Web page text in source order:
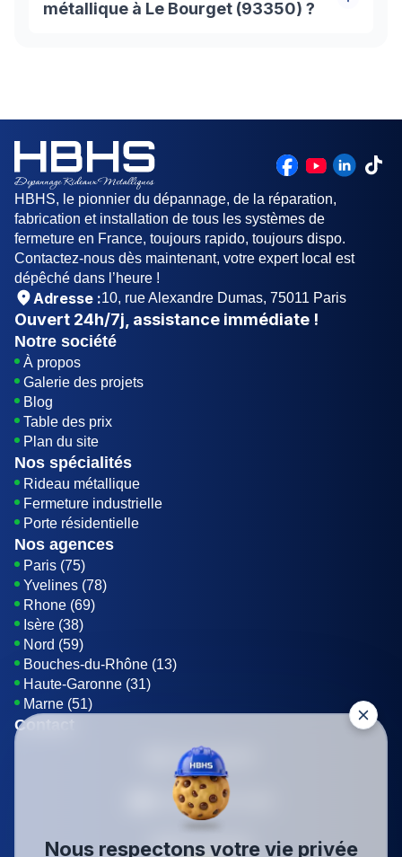
93350 est un bon choix. Cependant, il est encore
dépannage de rideau métallique à (93) avec soin.
Pour ce faire, il est recommandé de choisir
uniquement les professionnels expérimentés.
métallique à Le Bourget (93350) ?
Ensuite, grâce au levier, tirez vers le bas le
cordon qui sert de déclenchement. Cette
manœuvre vous aidera à arrêter l’activité du
moteur. Vous pouvez ainsi tirer avec votre main le
rideau à un niveau souhaité. Il vous faudra par la
suite utiliser votre manœuvre de secours si le
rideau ne change pas d’orientation dès les
premiers réglages.
HBHS, le pionnier du dépannage, de la réparation,
fabrication et installation de tous les systèmes de
fermeture en France, toujours rapido, toujours dispo.
Contactez-nous dès maintenant, votre expert local est
dépêché dans l’heure !
Adresse :10, rue Alexandre Dumas, 75011 Paris
Ouvert 24h/7j , assistance immédiate !
Notre société
À propos
Galerie des projets
Blog
Table des prix
Plan du site
Nos spécialités
Rideau métallique
Fermeture industrielle
Porte résidentielle
Nos agences
Paris (75)
Yvelines (78)
Rhone (69)
Isère (38)
Nord (59)
Bouches-du-Rhône (13)
Haute-Garonne (31)
Marne (51)
Contact
01 85 42 08 07
Envoyer un E-mail
Être rappelé
Nous respectons votre vie privée